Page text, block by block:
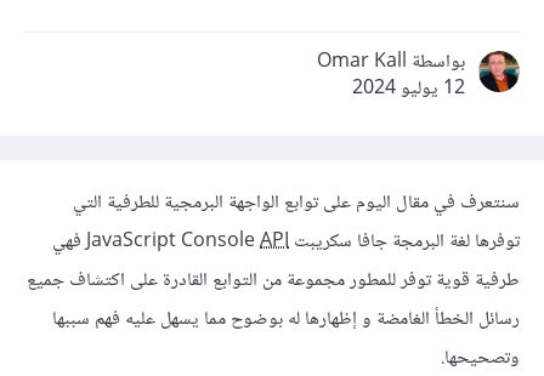
بواسطة Omar Kall
12 يوليو 2024
سنتعرف في مقال اليوم على توابع الواجهة البرمجية للطرفية التي
توفرها لغة البرمجة جافا سكريبت JavaScript ConsoleAPI
فهي
طرفية قوية توفر للمطور مجموعة من التوابع القادرة على اكتشاف جميع
رسائل الخطأ الغامضة و إظهارها له بوضوح مما يسهل عليه فهم سببها
وتصحيحها.